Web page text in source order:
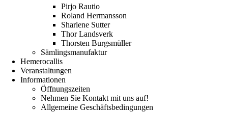
Pirjo Rautio
Roland Hermansson
Sharlene Sutter
Thor Landsverk
Thorsten Burgsmüller
Sämlingsmanufaktur
Hemerocallis
Veranstaltungen
Informationen
Öffnungszeiten
Nehmen Sie Kontakt mit uns auf!
Allgemeine Geschäftsbedingungen